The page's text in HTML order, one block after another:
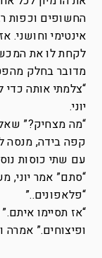
החשופים וכפות
אינטימי וחושני.
לקחת לו את
מדובר בחלק
“צלמתי אותה
יוני.
“מה מצחיק?”
קפה בידה, מנסה
עם שתי כוסות
“סתם” אמר יוני,
“פלאפונים..”
“אז תסיימו
ופיצוחים.”